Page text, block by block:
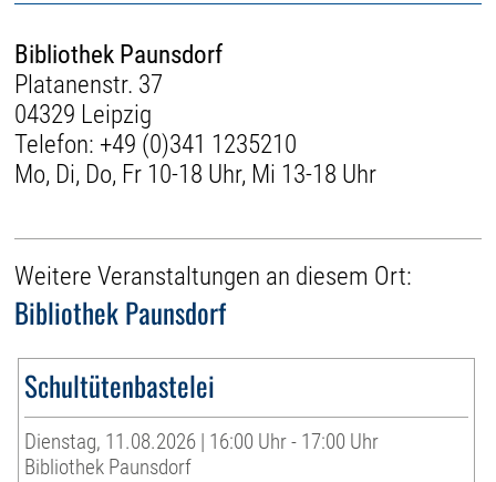
Bibliothek Paunsdorf
Platanenstr. 37
04329 Leipzig
Telefon: +49 (0)341 1235210
Mo, Di, Do, Fr 10-18 Uhr, Mi 13-18 Uhr
Weitere Veranstaltungen an diesem Ort:
Bibliothek Paunsdorf
Schultütenbastelei
Dienstag, 11.08.2026 | 16:00 Uhr - 17:00 Uhr
Bibliothek Paunsdorf